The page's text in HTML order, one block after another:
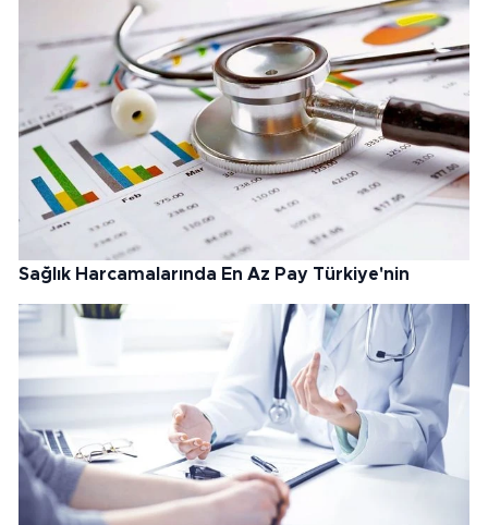
Sağlık Harcamalarında En Az Pay Türkiye'nin